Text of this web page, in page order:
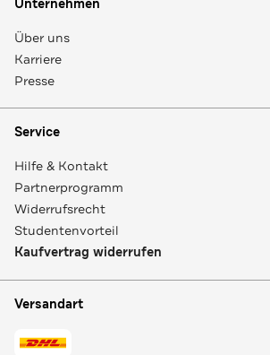
Unternehmen
Über uns
Karriere
Presse
Service
Hilfe & Kontakt
Partnerprogramm
Widerrufsrecht
Studentenvorteil
Kaufvertrag widerrufen
Versandart